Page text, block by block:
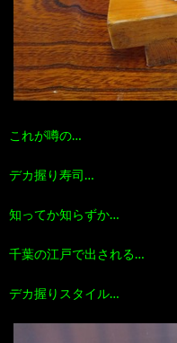
これが噂の…
デカ握り寿司…
知ってか知らずか…
千葉の江戸で出される…
デカ握りスタイル…